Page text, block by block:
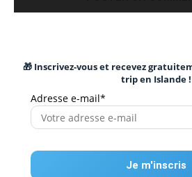
🎁 Inscrivez-vous et recevez
trip en Islande !
Adresse e-mail*